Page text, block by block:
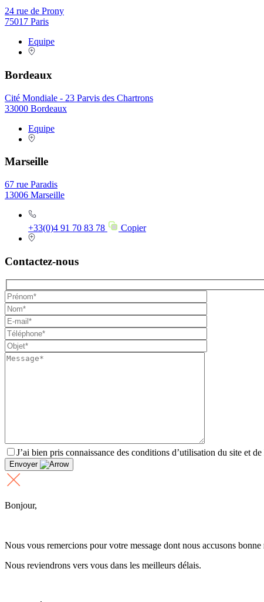
24 rue de Prony
75017 Paris
Equipe
Bordeaux
Cité Mondiale - 23 Parvis des Chartrons
33000 Bordeaux
Equipe
Marseille
67 rue Paradis
13006 Marseille
+33(0)4 91 70 83 78 Copier
Contactez-nous
J’ai bien pris connaissance des conditions d’utilisation du site et
Envoyer
Bonjour,
Nous vous remercions pour votre message dont nous accusons bonne
Nous reviendrons vers vous dans les meilleurs délais.